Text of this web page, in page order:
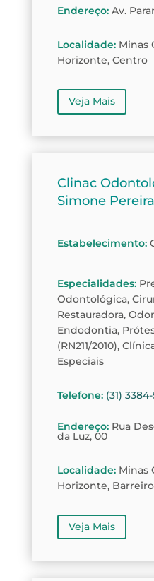
Endereço: Av.
Localidade: Minas
Horizonte, Centro
Veja Mais
Clinac
Simone
Estabelecimento:
Especialidades:
Odontológica,
Restauradora,
Endodontia,
(RN211/2010),
Especiais
Telefone: (31)
Endereço: Rua
da Luz, 00
Localidade: Minas
Horizonte, Barreiro
Veja Mais